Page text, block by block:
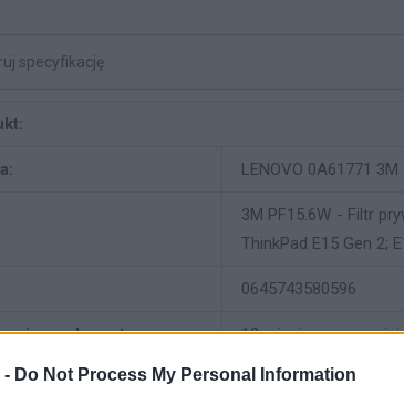
- Do Not Process My Personal Information
LENOVO 0A61771
3M PF15.6W - Filtr
ThinkPad E15 Gen 2;
0645743580596
producenta: 12 miesięcy w